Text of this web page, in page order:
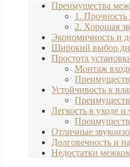
Преимущества
1. Прочность
2. Хорошая
Экономичность и
Широкий выбор
Простота
Монтаж
Устойчивость к
Легкость в уходе и
Отличные
Долговечность и
Недостатки